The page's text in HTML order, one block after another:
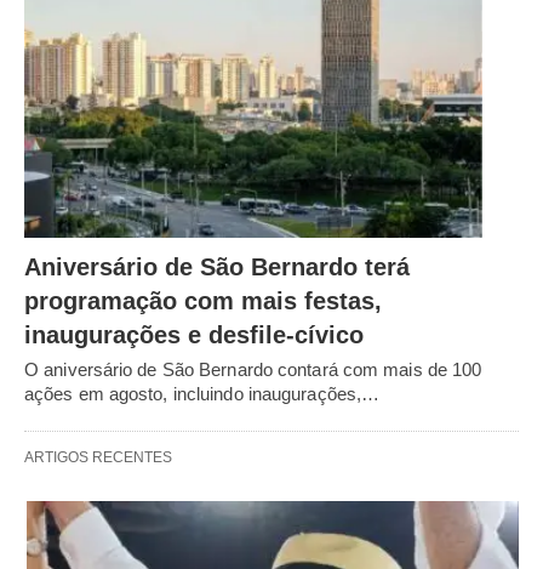
Aniversário de São Bernardo terá
programação com mais festas,
inaugurações e desfile-cívico
O aniversário de São Bernardo contará com mais de 100
ações em agosto, incluindo inaugurações,…
ARTIGOS RECENTES